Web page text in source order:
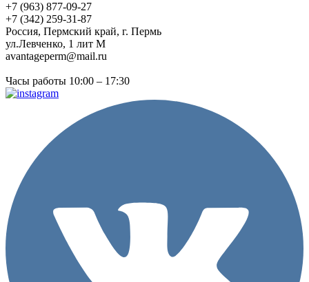
+7 (963) 877-09-27
+7 (342) 259-31-87
Россия, Пермский край, г. Пермь
ул.Левченко, 1 лит М
avantageperm@mail.ru
Часы работы 10:00 – 17:30